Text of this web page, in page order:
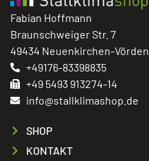
Fabian Hoffmann
Braunschweiger Str. 7
49434 Neuenkirchen-Vörden
+49176-83398835
+49 5493 913274-14
info@stallklimashop.de
SHOP
KONTAKT